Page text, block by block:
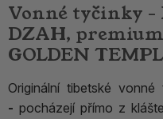
Vonné tyčinky -
DZAH,
GOLDEN
Originální tibetské vonné
- pocházejí přímo z